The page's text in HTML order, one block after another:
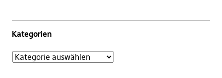
Kategorien